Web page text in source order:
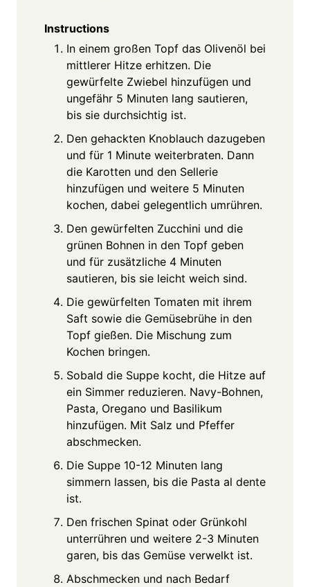
Instructions
In einem großen Topf das Olivenöl bei
mittlerer Hitze erhitzen. Die
gewürfelte Zwiebel hinzufügen und
ungefähr 5 Minuten lang sautieren,
bis sie durchsichtig ist.
Den gehackten Knoblauch dazugeben
und für 1 Minute weiterbraten. Dann
die Karotten und den Sellerie
hinzufügen und weitere 5 Minuten
kochen, dabei gelegentlich umrühren.
Den gewürfelten Zucchini und die
grünen Bohnen in den Topf geben
und für zusätzliche 4 Minuten
sautieren, bis sie leicht weich sind.
Die gewürfelten Tomaten mit ihrem
Saft sowie die Gemüsebrühe in den
Topf gießen. Die Mischung zum
Kochen bringen.
Sobald die Suppe kocht, die Hitze auf
ein Simmer reduzieren. Navy-Bohnen,
Pasta, Oregano und Basilikum
hinzufügen. Mit Salz und Pfeffer
abschmecken.
Die Suppe 10-12 Minuten lang
simmern lassen, bis die Pasta al dente
ist.
Den frischen Spinat oder Grünkohl
unterrühren und weitere 2-3 Minuten
garen, bis das Gemüse verwelkt ist.
Abschmecken und nach Bedarf